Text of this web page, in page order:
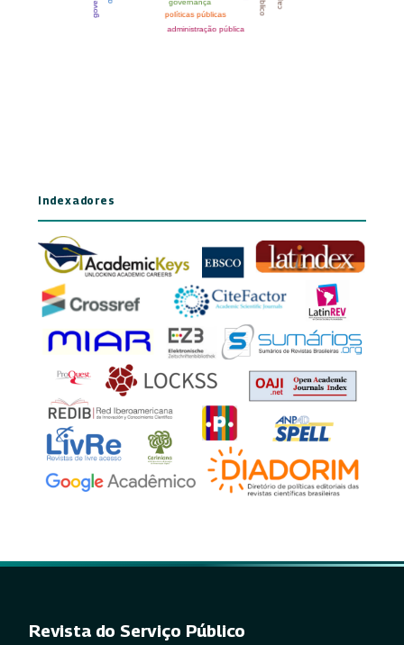
Indexadores
Revista do Serviço Público